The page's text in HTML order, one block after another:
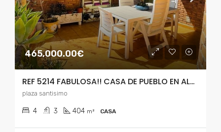
465,000.00€
REF 5214 FABULOSA!! CASA DE PUEBLO EN ALBAL
plaza santisimo
4 3 404 m² CASA